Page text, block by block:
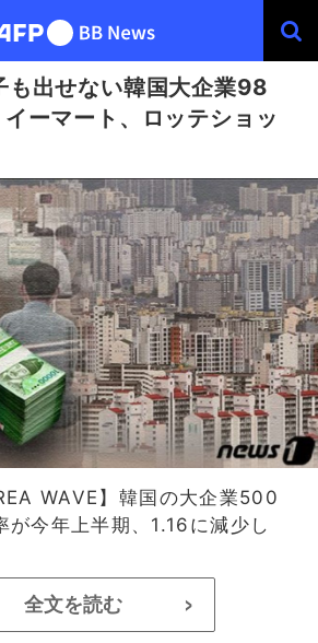
も出せない韓国大企業98
ーマート、ロッテショッ
WAVE】韓国の大企業500
が今年上半期、1.16に減少し
全文を読む >